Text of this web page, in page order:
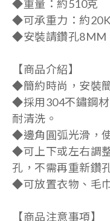
◆重量：約510克
◆可承重力：約
◆安裝請鑽孔8MM
【商品介紹】
◆簡約時尚，安裝
◆採用304不鏽鋼
耐清洗。
◆邊角圓弧光滑，
◆可上下或左右調
孔，不需再重新鑽
◆可放置衣物、毛
【商品注意事項】